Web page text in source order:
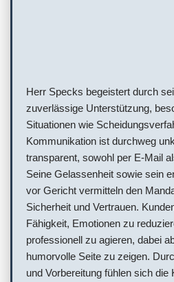
Herr Specks begeistert durch
zuverlässige Unterstützung,
Situationen wie
Kommunikation ist durchweg
transparent, sowohl per E-Mail
Seine Gelassenheit sowie sein
vor Gericht vermitteln den
Sicherheit und Vertrauen.
Fähigkeit, Emotionen zu
professionell zu agieren, dabei
humorvolle Seite zu zeigen.
und Vorbereitung fühlen sich die